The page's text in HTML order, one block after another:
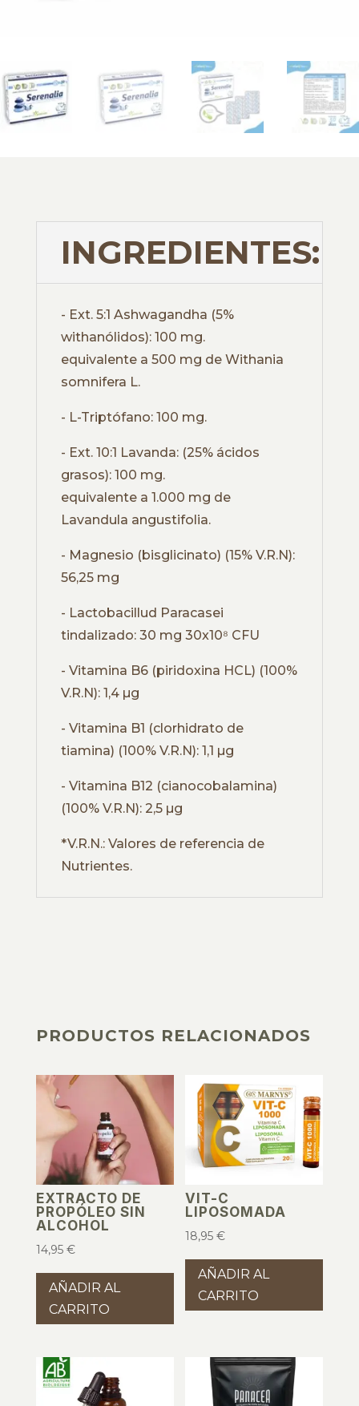
INGREDIENTES:
- Ext. 5:1 Ashwagandha (5%
withanólidos): 100 mg.
equivalente a 500 mg de Withania
somnifera L.
- L-Triptófano: 100 mg.
- Ext. 10:1 Lavanda: (25% ácidos
grasos): 100 mg.
equivalente a 1.000 mg de
Lavandula angustifolia.
- Magnesio (bisglicinato) (15% V.R.N):
56,25 mg
- Lactobacillud Paracasei
tindalizado: 30 mg 30x10⁸ CFU
- Vitamina B6 (piridoxina HCL) (100%
V.R.N): 1,4 µg
- Vitamina B1 (clorhidrato de
tiamina) (100% V.R.N): 1,1 µg
- Vitamina B12 (cianocobalamina)
(100% V.R.N): 2,5 µg
*V.R.N.: Valores de referencia de
Nutrientes.
PRODUCTOS RELACIONADOS
EXTRACTO DE
PROPÓLEO SIN
ALCOHOL
14,95 €
AÑADIR AL
CARRITO
VIT-C
LIPOSOMADA
18,95€
AÑADIR AL
CARRITO